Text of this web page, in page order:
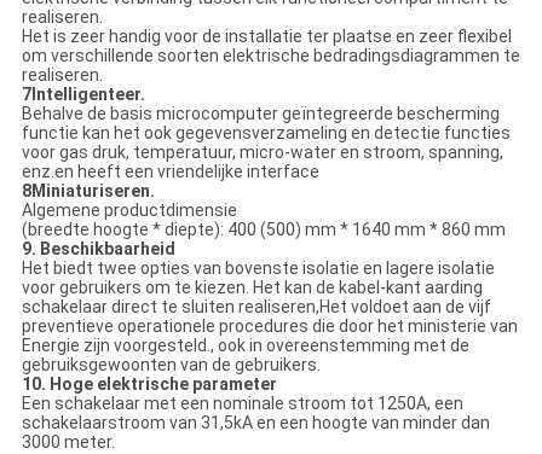
realiseren.
Het is zeer handig voor de installatie ter plaatse en zeer flexibel
om verschillende soorten elektrische bedradingsdiagrammen te
realiseren.
7Intelligenteer.
Behalve de basis microcomputer geïntegreerde bescherming
functie kan het ook gegevensverzameling en detectie functies
voor gas druk, temperatuur, micro-water en stroom, spanning,
enz.en heeft een vriendelijke interface
8Miniaturiseren.
Algemene productdimensie
(breedte hoogte * diepte): 400 (500) mm * 1640 mm * 860 mm
9. Beschikbaarheid
Het biedt twee opties van bovenste isolatie en lagere isolatie
voor gebruikers om te kiezen. Het kan de kabel-kant aarding
schakelaar direct te sluiten realiseren,Het voldoet aan de vijf
preventieve operationele procedures die door het ministerie van
Energie zijn voorgesteld., ook in overeenstemming met de
gebruiksgewoonten van de gebruikers.
10. Hoge elektrische parameter
Een schakelaar met een nominale stroom tot 1250A, een
schakelaarstroom van 31,5kA en een hoogte van minder dan
3000 meter.